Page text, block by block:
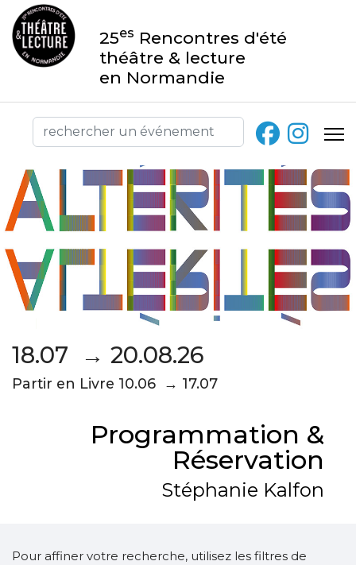
25es Rencontres d'été
théâtre & lecture
en Normandie
18.07 → 20.08.26
Partir en Livre 10.06 → 17.07
Programmation &
Réservation
Stéphanie Kalfon
Pour affiner votre recherche, utilisez les filtres de